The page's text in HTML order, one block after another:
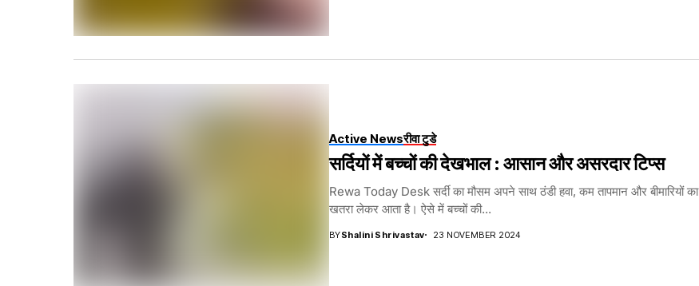
Active Newsरीवा टुडे
सर्दियों में बच्चों की देखभाल : आसान और असरदार टिप्स
Rewa Today Desk सर्दी का मौसम अपने साथ ठंडी हवा, कम तापमान और बीमारियों का
खतरा लेकर आता है। ऐसे में बच्चों की...
BYShalini Shrivastav 23 NOVEMBER 2024